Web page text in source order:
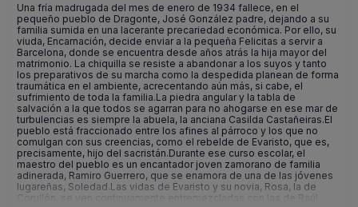
Una fría madrugada del mes de enero de 1934 fallece, en el
pequeño pueblo de Dragonte, José González padre, dejando a su
familia sumida en una lacerante precariedad económica. Por ello, su
viuda, Encarnación, decide enviar a la pequeña Felicitas a servir a
Barcelona, donde se encuentra desde años atrás la hija mayor del
matrimonio. La chiquilla se resiste a abandonar a los suyos y tanto
los preparativos de su marcha como la despedida planean de forma
traumática en el ambiente, acrecentando aún más, si cabe, el
sufrimiento de toda la familia.La piedra angular y la tabla de
salvación a la que todos se agarran para no ahogarse en ese mar de
turbulencias es siempre la abuela, la anciana Casilda Castañeiras.El
pueblo está fraccionado entre los afines al párroco y los que no
comulgan con sus creencias, como el rebelde de Evaristo, que es,
precisamente, hijo del sacristán.Durante ese curso escolar, el
maestro del pueblo es un encantador joven zamorano de familia
adinerada, Ramiro Guerrero, que se enamora de una de las jóvenes
lugareñas, Soledad.Las vidas de Evaristo y su novia, Rosa, la de
Corullón, se ven continuamente entremezcladas con las de Raúl